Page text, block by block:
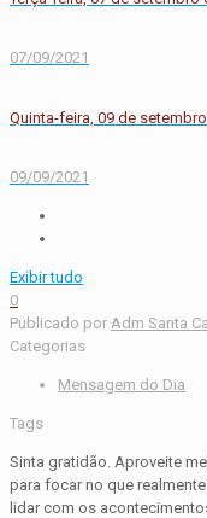
07/09/2021
Quinta-feira, 09 de
09/09/2021
Exibir tudo
0
Publicado por Adm Santa
Categorias
Mensagem do Dia
Tags
Sinta gratidão. Aproveite
para focar no que
lidar com os